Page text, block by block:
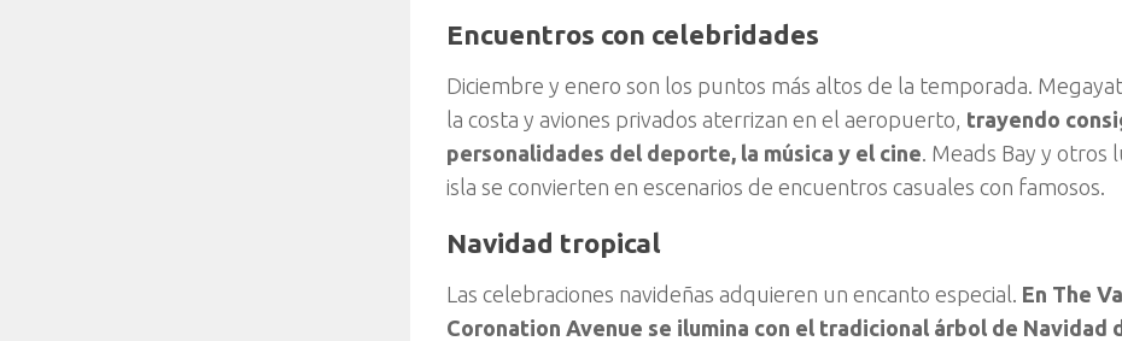
Encuentros con celebridades
Diciembre y enero son los puntos más altos de la temporada.
la costa y aviones privados aterrizan en el aeropuerto, trayendo
personalidades del deporte, la música y el cine. Meads Bay y otros
isla se convierten en escenarios de encuentros casuales con famosos.
Navidad tropical
Las celebraciones navideñas adquieren un encanto especial. En The
Coronation Avenue se ilumina con el tradicional árbol de Navidad